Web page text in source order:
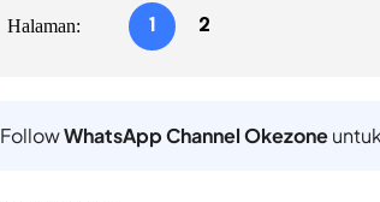
Halaman: 1 2
FollowWhatsApp Channel Okezone